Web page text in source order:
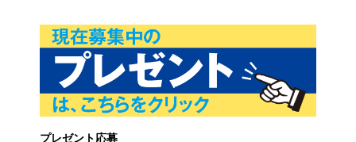
プレゼント応募